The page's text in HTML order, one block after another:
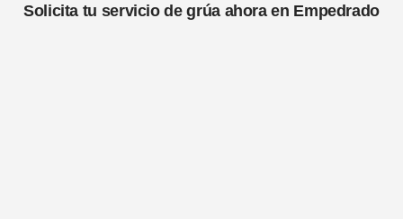
Solicita tu servicio de grúa ahora en Empedrado